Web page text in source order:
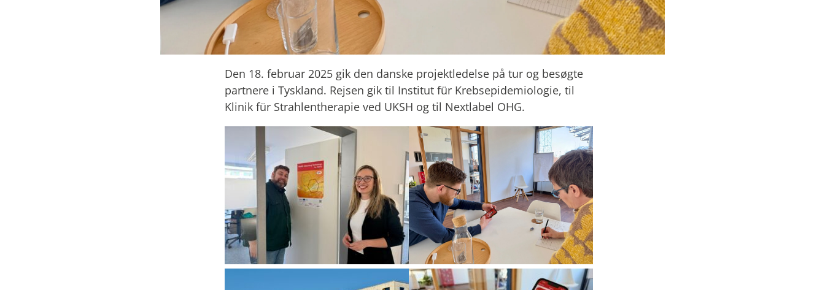
Den 18. februar 2025 gik den danske projektledelse på tur og besøgte
partnere i Tyskland. Rejsen gik til Institut für Krebsepidemiologie, til
Klinik für Strahlentherapie ved UKSH og til Nextlabel OHG.